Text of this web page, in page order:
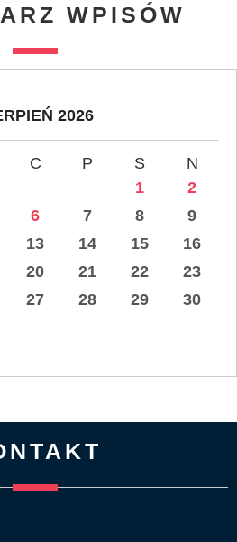
WPISÓW
2026
C P S
N
1
2
6 7 8
9
13 14 15
16
20 21 22
23
27 28 29
30